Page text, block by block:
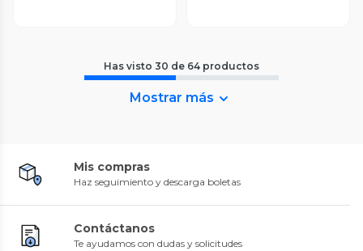
Has visto 30 de 64 productos
Mostrar más
Mis compras
Haz seguimiento y descarga boletas
Contáctanos
Te ayudamos con dudas y solicitudes